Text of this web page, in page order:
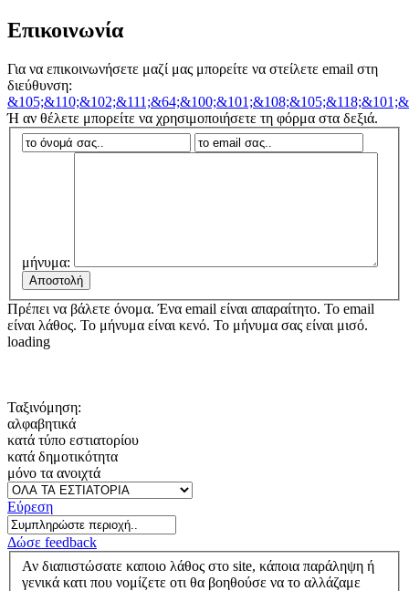
Επικοινωνία
Για να επικοινωνήσετε μαζί μας μπορείτε να στείλετε email στη
διεύθυνση:
Ή αν θέλετε μπορείτε να χρησιμοποιήσετε τη φόρμα στα δεξιά.
μήνυμα:
Πρέπει να βάλετε όνομα. Ένα email είναι απαραίτητο. Το email
είναι λάθος. Το μήνυμα είναι κενό. Το μήνυμα σας είναι μισό.
loading
Ταξινόμηση:
αλφαβητικά
κατά τύπο εστιατορίου
κατά δημοτικότητα
μόνο τα ανοιχτά
Εύρεση
Δώσε feedback
Αν διαπιστώσατε καποιο λάθος στο site, κάποια παράληψη ή
γενικά κατι που νομίζετε οτι θα βοηθούσε να το αλλάζαμε